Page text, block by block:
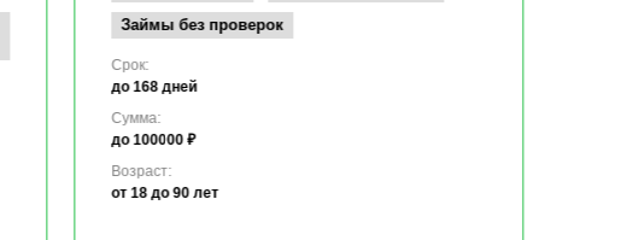
Займы без проверок
Срок:
до 168 дней
Сумма:
до 100000 ₽
Возраст:
от 18 до 90 лет